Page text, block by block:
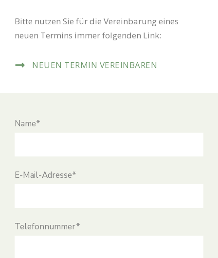
Bitte nutzen Sie für die Vereinbarung eines
neuen Termins immer folgenden Link:
NEUEN TERMIN VEREINBAREN
Name*
E-Mail-Adresse*
Telefonnummer*